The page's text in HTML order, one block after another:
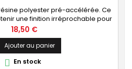
polyester pré-accélérée. Ce
une finition irréprochable pour
de pièces composites en
carrosserie ou d’un bateau,
objet d’art, etc. Couleur au choix.
Fournit un revêtement à l’aspect
parfaitement lisse,...
Prix
18,50 €
Ajouter au panier
 En stock